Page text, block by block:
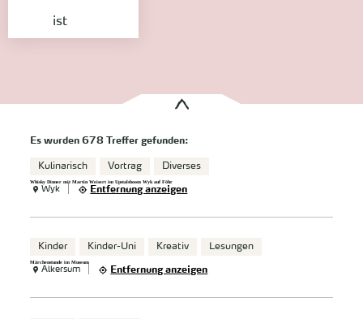
ist
Es wurden678 Treffer gefunden:
Kulinarisch Vortrag Diverses
Whisky Dinner mit Martin Weisert im Upstalsboom Wyk auf Föhr
Wyk Entfernung anzeigen
Kinder Kinder-Uni Kreativ Lesungen
Märchenstunde im Museum
Alkersum Entfernung anzeigen